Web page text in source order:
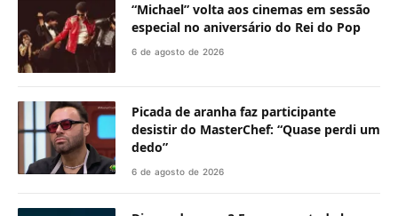
“Michael” volta aos cinemas em sessão
especial no aniversário do Rei do Pop
6 de agosto de 2026
Picada de aranha faz participante
desistir do MasterChef: “Quase perdi um
dedo”
6 de agosto de 2026